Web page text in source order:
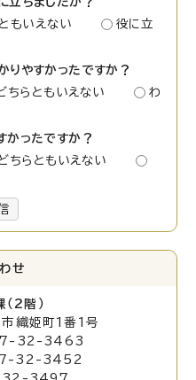
もいえない
役に立
りやすかったですか？
ちらともいえない
わ
かったですか？
ちらともいえない
せ
2階）
織姫町1番1号
32-3463
32-3452